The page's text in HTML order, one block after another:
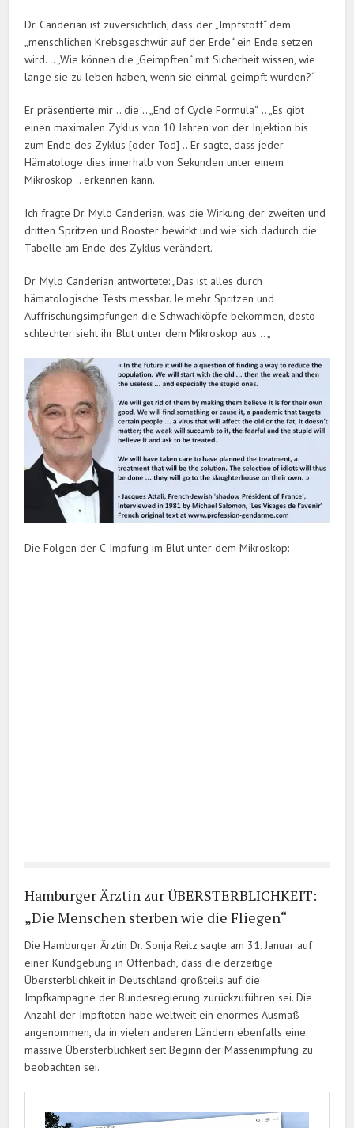
Dr. Canderian ist zuversichtlich, dass der „Impfstoff“ dem
„menschlichen Krebsgeschwür auf der Erde“ ein Ende setzen
wird. .. „Wie können die „Geimpften“ mit Sicherheit wissen, wie
lange sie zu leben haben, wenn sie einmal geimpft wurden?“
Er präsentierte mir .. die .. „End of Cycle Formula“. .. „Es gibt
einen maximalen Zyklus von 10 Jahren von der Injektion bis
zum Ende des Zyklus [oder Tod] .. Er sagte, dass jeder
Hämatologe dies innerhalb von Sekunden unter einem
Mikroskop .. erkennen kann.
Ich fragte Dr. Mylo Canderian, was die Wirkung der zweiten und
dritten Spritzen und Booster bewirkt und wie sich dadurch die
Tabelle am Ende des Zyklus verändert.
Dr. Mylo Canderian antwortete: „Das ist alles durch
hämatologische Tests messbar. Je mehr Spritzen und
Auffrischungsimpfungen die Schwachköpfe bekommen, desto
schlechter sieht ihr Blut unter dem Mikroskop aus .. „
Die Folgen der C-Impfung im Blut unter dem Mikroskop:
Hamburger Ärztin zur ÜBERSTERBLICHKEIT:
„Die Menschen sterben wie die Fliegen“
Die Hamburger Ärztin Dr. Sonja Reitz sagte am 31. Januar auf
einer Kundgebung in Offenbach, dass die derzeitige
Übersterblichkeit in Deutschland großteils auf die
Impfkampagne der Bundesregierung zurückzuführen sei. Die
Anzahl der Impftoten habe weltweit ein enormes Ausmaß
angenommen, da in vielen anderen Ländern ebenfalls eine
massive Übersterblichkeit seit Beginn der Massenimpfung zu
beobachten sei.